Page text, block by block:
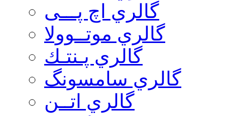
گالري اچ پـــی
گالري موتــوولا
گالري پـنتـك
گالري سامسونگ
گالري اتــن